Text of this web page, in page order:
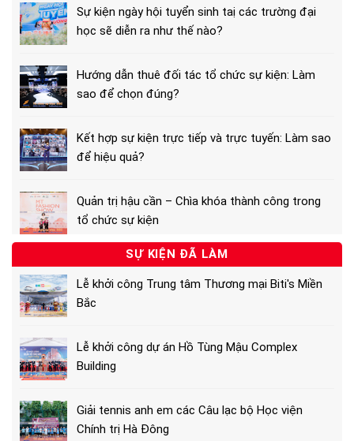
Sự kiện ngày hội tuyển sinh taị các trường đại
học sẽ diễn ra như thế nào?
Hướng dẫn thuê đối tác tổ chức sự kiện: Làm
sao để chọn đúng?
Kết hợp sự kiện trực tiếp và trực tuyến: Làm sao
để hiệu quả?
Quản trị hậu cần – Chìa khóa thành công trong
tổ chức sự kiện
SỰ KIỆN ĐÃ LÀM
Lễ khởi công Trung tâm Thương mại Biti's Miền
Bắc
Lễ khởi công dự án Hồ Tùng Mậu Complex
Building
Giải tennis anh em các Câu lạc bộ Học viện
Chính trị Hà Đông